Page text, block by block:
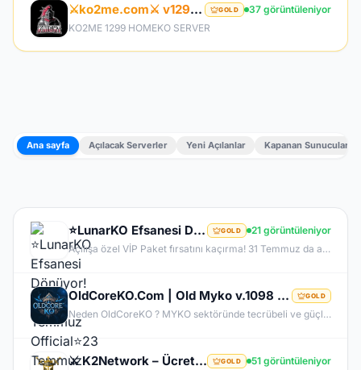
⚔️ko2me.com⚔️ v1299 ⚔️DİEZ ⚔️ OFFİCAL 17.07.2026⚔️ JAPKO DRAKİ SERVER GOLD
37 görüntüleniyor
KO2ME 1299 HOMEKO SERVER
Ana sayfa Açılacak Serverler Yeni Açılanlar Kapanan Sunucular
⭐LunarKO Efsanesi Dönüyor!⭐31 Temmuz Official⭐23 Temmuz Ödüllü Beta⭐VIP PAKET HEDİYE⭐V2585Dx11⭐ GOLD
21 görüntüleniyor
Açılışa özel VİP Paket fırsatını kaçırma! 31 Temmuz da aramıza katıl , unutamayacağın bir deneyim senin olsun!
OldCoreKO.Com | Old Myko v.1098 | Starter + Yan Pus Ücretsiz | Academy : 17 Temmuz 2026 -Cuma 21:00! GOLD
Neden OldCoreKO ? MYKO sektöründe tecrübeli ve güçlü yönetim Oyuncu geri bildirimlerine önem veren şeffaf yapı Play to Win odaklı sistem anlayışı Dengeli ekonomi ve sürdürülebilir oyun yapısı Uzun soluklu, plansız kapanma riski olmayan sunucu vizyonu Deneyimli yönetim ekibimizin rehberliğinde, uzun soluklu ve unutulmaz bir maceraya hazır olun. OldCoreKO; heyecan dolu bir ortam, PK temposunun hiç durmadığı ve MYKO’nun özünü sonuna kadar yaşayabileceğiniz eşsiz bir atmosfer.
⚔️ K2Network – Ücretsiz PUS | Auto Upgrade | Geliştirilmiş Drop & Kutu Sistemi | Sürekli Güncellemel GOLD
51 görüntüleniyor